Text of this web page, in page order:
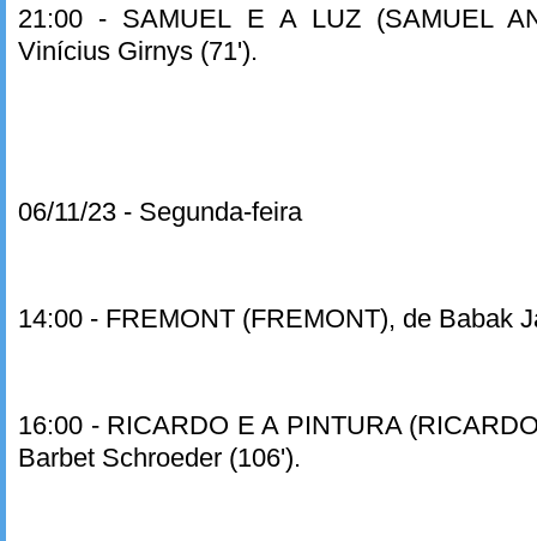
21:00 - SAMUEL E A LUZ (SAMUEL
Vinícius Girnys (71').
06/11/23 - Segunda-feira
14:00 - FREMONT (FREMONT), de Babak
16:00 - RICARDO E A PINTURA
Barbet Schroeder (106').